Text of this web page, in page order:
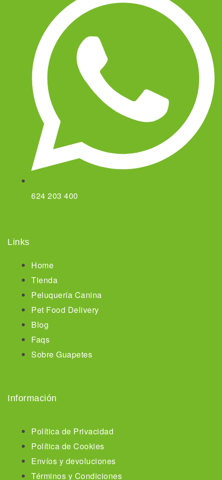
624 203 400
Links
Home
Tienda
Peluquería Canina
Pet Food Delivery
Blog
Faqs
Sobre Guapetes
Información
Política de Privacidad
Política de Cookies
Envíos y devoluciones
Términos y Condiciones